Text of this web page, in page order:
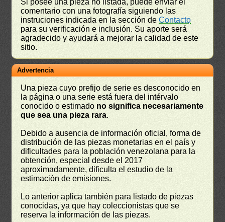
Si posee una pieza no listada, puede enviar el
comentario con una fotografía siguiendo las
instruciones indicada en la sección deContacto
para su verificación e inclusión. Su aporte será
agradecido y ayudará a mejorar la calidad de este
sitio.
Advertencia
Una pieza cuyo prefijo de serie es desconocido en
la página o una serie está fuera del intérvalo
conocido o estimado no significa necesariamente
que sea una pieza rara.
Debido a ausencia de información oficial, forma de
distribución de las piezas monetarias en el país y
dificultades para la población venezolana para la
obtención, especial desde el 2017
aproximadamente, dificulta el estudio de la
estimación de emisiones.
Lo anterior aplica también para listado de piezas
conocidas, ya que hay coleccionistas que se
reserva la información de las piezas.